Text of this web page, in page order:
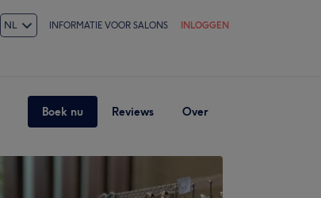
NL INFORMATIE VOOR SALONS INLOGGEN
Boek nu Reviews Over